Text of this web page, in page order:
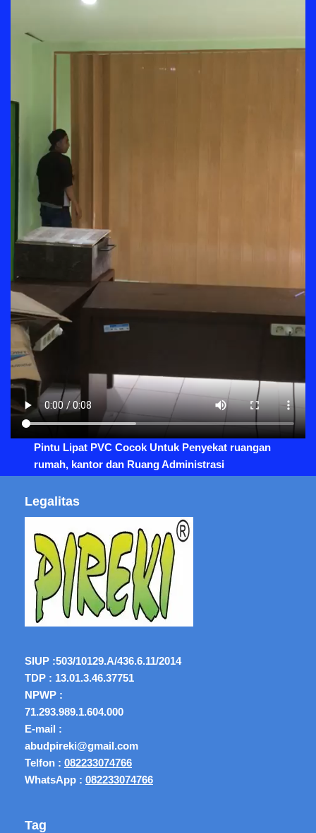
Pintu Lipat PVC Cocok Untuk Penyekat ruangan
rumah, kantor dan Ruang Administrasi
Legalitas
SIUP :503/10129.A/436.6.11/2014
TDP : 13.01.3.46.37751
NPWP :
71.293.989.1.604.000
E-mail :
abudpireki@gmail.com
Telfon : 082233074766
WhatsApp : 082233074766
Tag